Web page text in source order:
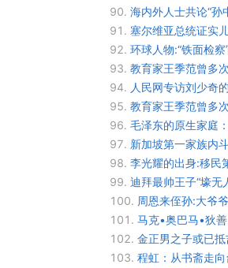
90. 海内外人士共论“孙
91. 塞尔维亚总统证实
92. 环球人物:“铁面检
93. 教育家王季范曾多
94. 人民网专访刘少奇
95. 教育家王季范曾多
96. 毛泽东的原生家庭
97. 新加坡第一家族内
98. 李光耀的出身:移民
99. 迪拜最帅王子“壕无
100. 周恩来侄孙:大爷
101. 马克•奥巴马•狄
102. 金正男之子或已
103. 程虹：从书斋走